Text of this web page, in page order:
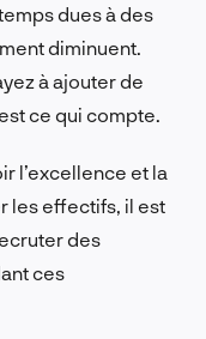
dues à des
diminuent.
à ajouter de
ce qui compte.
l’excellence et la
les effectifs, il est
des
ces